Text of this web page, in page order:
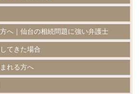
へ｜仙台の相続問題に強い弁護士
てきた場合
れる方へ